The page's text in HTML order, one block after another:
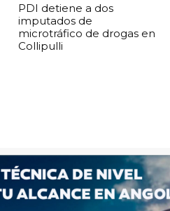
PDI detiene a dos
imputados de
microtráfico de drogas en
Collipulli